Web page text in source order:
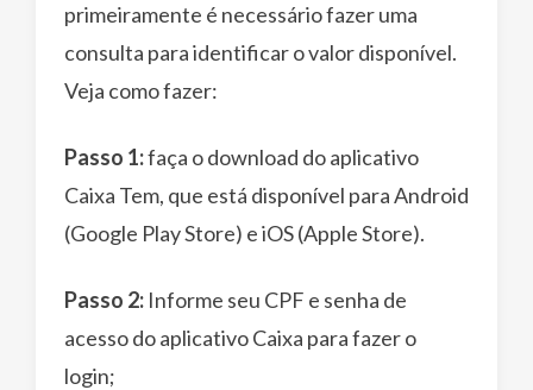
primeiramente é necessário fazer uma
consulta para identificar o valor disponível.
Veja como fazer:
Passo 1:faça o download do aplicativo
Caixa Tem, que está disponível para Android
(Google Play Store) e iOS (Apple Store).
Passo 2: Informe seu CPF e senha de
acesso do aplicativo Caixa para fazer o
login;